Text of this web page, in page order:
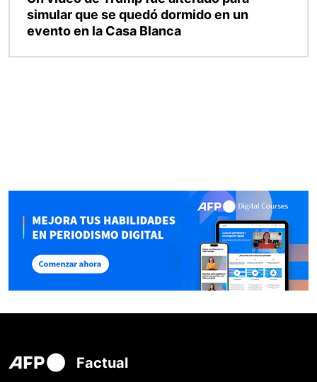
simular que se quedó dormido en un
evento en la Casa Blanca
Factual